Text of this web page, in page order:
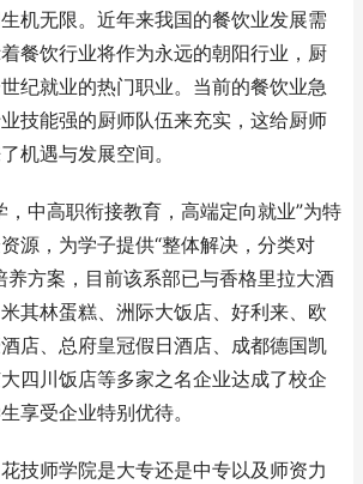
机无限。近年来我国的餐饮业发展需
餐饮行业将作为永远的朝阳行业，厨
纪就业的热门职业。当前的餐饮业急
技能强的厨师队伍来充实，这给厨师
机遇与发展空间。
，中高职衔接教育，高端定向就业”为特
源，为学子提供“整体解决，分类对
养方案，目前该系部已与香格里拉大酒
其林蛋糕、洲际大饭店、好利来、欧
店、总府皇冠假日酒店、成都德国凯
四川饭店等多家之名企业达成了校企
享受企业特别优待。
技师学院是大专还是中专以及师资力